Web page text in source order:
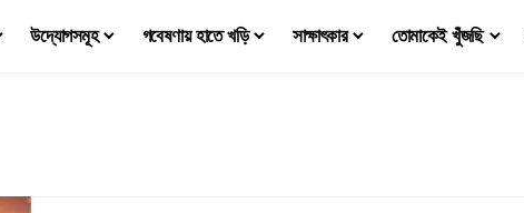
উদ্যোগসমূহ গবেষণায় হাতে খড়ি সাক্ষাৎকার তোমাকেই খুঁজছি